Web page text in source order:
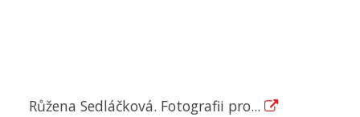
Růžena Sedláčková. Fotografii pro...